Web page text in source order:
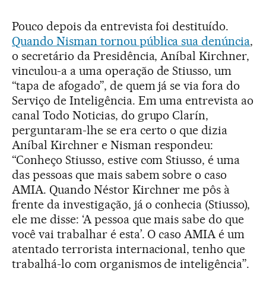
Pouco depois da entrevista foi destituído.
Quando Nisman tornou pública sua denúncia,
o secretário da Presidência, Aníbal Kirchner,
vinculou-a a uma operação de Stiusso, um
“tapa de afogado”, de quem já se via fora do
Serviço de Inteligência. Em uma entrevista ao
canal Todo Noticias, do grupo Clarín,
perguntaram-lhe se era certo o que dizia
Aníbal Kirchner e Nisman respondeu:
“Conheço Stiusso, estive com Stiusso, é uma
das pessoas que mais sabem sobre o caso
AMIA. Quando Néstor Kirchner me pôs à
frente da investigação, já o conhecia (Stiusso),
ele me disse: ‘A pessoa que mais sabe do que
você vai trabalhar é esta’. O caso AMIA é um
atentado terrorista internacional, tenho que
trabalhá-lo com organismos de inteligência”.